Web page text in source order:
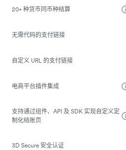
20+ 种货币同币种结算
无需代码的支付链接
自定义 URL 的支付链接
电商平台插件集成
支持通过组件、API 及 SDK 实现自定义定
制化结账页
3D Secure 安全认证